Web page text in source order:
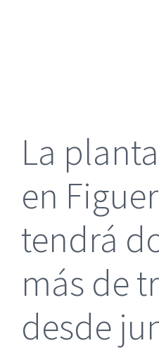
La
en
tendrá
más de
desde